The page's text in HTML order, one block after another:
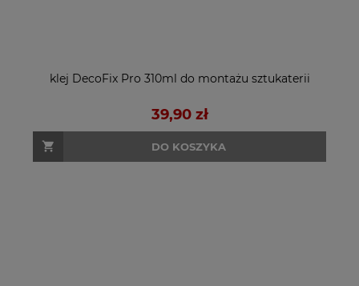
klej DecoFix Pro 310ml do montażu sztukaterii
39,90 zł
DO KOSZYKA